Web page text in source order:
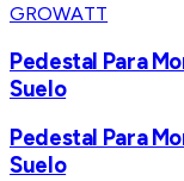
GROWATT
Pedestal Para
Suelo
Pedestal Para
Suelo